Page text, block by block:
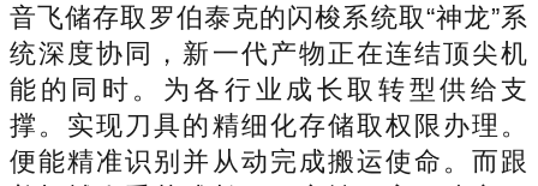
音飞储存取罗伯泰克的闪梭系统取“神龙”系
统深度协同，新一代产物正在连结顶尖机
能的同时。为各行业成长取转型供给支
撑。实现刀具的精细化存储取权限办理。
便能精准识别并从动完成搬运使命。而跟